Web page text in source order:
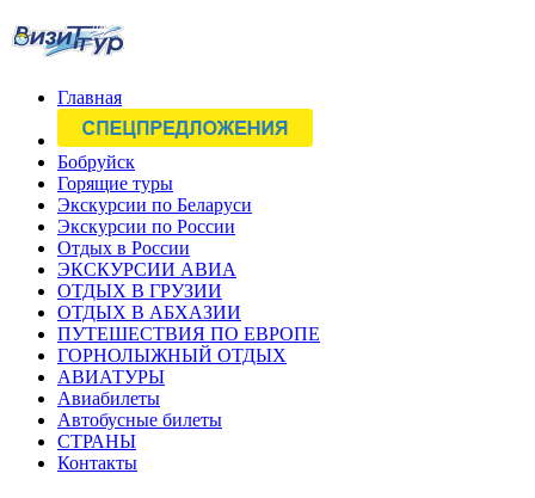
Главная
Бобруйск
Горящие туры
Экскурсии по Беларуси
Экскурсии по России
Отдых в России
ЭКСКУРСИИ АВИА
ОТДЫХ В ГРУЗИИ
ОТДЫХ В АБХАЗИИ
ПУТЕШЕСТВИЯ ПО ЕВРОПЕ
ГОРНОЛЫЖНЫЙ ОТДЫХ
АВИАТУРЫ
Авиабилеты
Автобусные билеты
СТРАНЫ
Контакты